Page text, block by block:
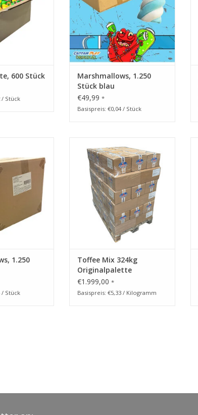
HINZUFÜGEN
600 Stück
/ Stück
ZUM WARENKORB HINZUFÜGEN
Marshmallows, 1.250
Stück blau
€49,99 *
Basispreis: €0,04 / Stück
CAPTAIN
Süßigkeiten
HINZUFÜGEN
1.250
/ Stück
ZUM WARENKORB HINZUFÜGEN
Toffee Mix 324kg
Originalpalette
€1.999,00 *
Basispreis: €5,33 / Kilogramm